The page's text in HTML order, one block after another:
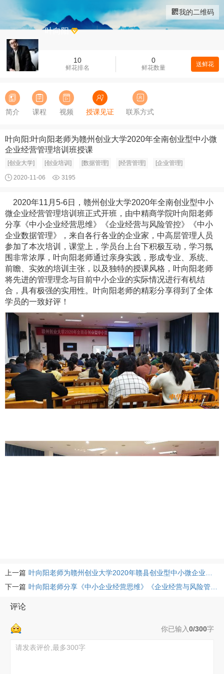
我的二维码
10
鲜花排名
0
鲜花数量 送鲜花
叶向阳
简介 课程 视频 授课见证 联系方式
叶向阳:叶向阳老师为赣州创业大学2020年全南创业型中小微
企业经营管理培训班授课
[创业大学] [创业培训] [数据管理] [经营管理] [企业管理]
2020-11-06 3195
2020年11月5-6日，赣州创业大学2020年全南创业型中小
微企业经营管理培训班正式开班，由中精商学院叶向阳老师
分享《中小企业经营思维》《企业经营与风险管控》《中小
企业数据管理》，来自各行各业的企业家，中高层管理人员
参加了本次培训，课堂上，学员台上台下积极互动，学习氛
围非常浓厚，叶向阳老师通过亲身实践，形成专业、系统、
前瞻、实效的培训主张，以及独特的授课风格，叶向阳老师
将先进的管理理念与目前中小企业的实际情况进行有机结
合，具有极强的实用性。叶向阳老师的精彩分享得到了全体
学员的一致好评！
上一篇
下一篇
评论
你已输入0/300字